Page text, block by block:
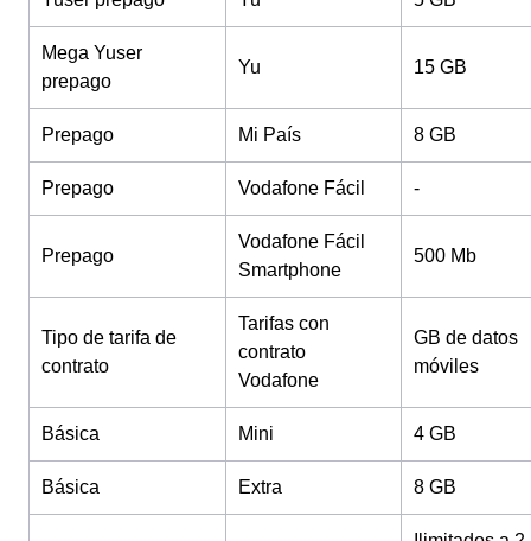
Mega Yuser
prepago
Yu 15 GB
Prepago Mi País 8 GB
Prepago Vodafone Fácil -
Prepago
Vodafone Fácil
Smartphone
500 Mb
Tipo de tarifa de
contrato
Tarifas con
contrato
Vodafone
GB de datos
móviles
Básica Mini 4 GB
Básica Extra 8 GB